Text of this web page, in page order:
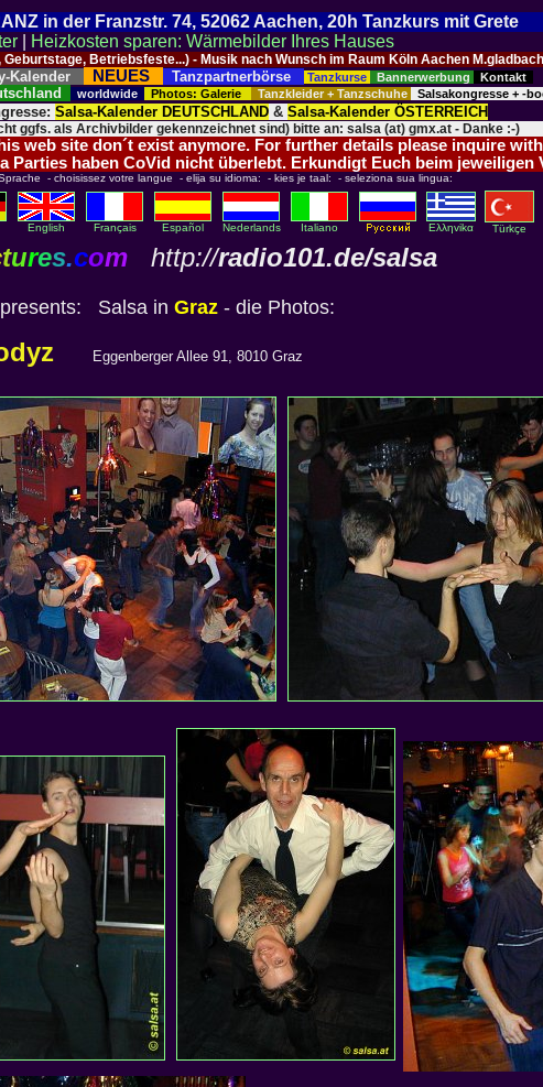
in der Franzstr. 74, 52062 Aachen, 20h Tanzkurs mit Grete
Heizkosten sparen: Wärmebilder Ihres Hauses
Betriebsfeste...) - Musik nach Wunsch im Raum Köln Aachen
Kalender NEUES Tanzpartnerbörse Tanzkurse Bannerwerbung Kontakt
worldwide Photos: Galerie Tanzkleider + Tanzschuhe Salsakongresse + -
Salsa-Kalender DEUTSCHLAND & Salsa-Kalender ÖSTERREICH
ggfs. als Archivbilder gekennzeichnet sind) bitte an: salsa (at) gmx.at - Danke :-)
web site don´t exist anymore. For further details please inquire
haben CoVid nicht überlebt. Erkundigt Euch beim jeweiligen
- choisissez votre langue - elija su idioma: - kies je taal: - seleziona sua lingua:
English Français Español Nederlands Italiano Eλληvikα Türkçe
tures.com http://radio101.de/salsa
presents: Salsa in Graz- die Photos:
Eggenberger Allee 91, 8010 Graz